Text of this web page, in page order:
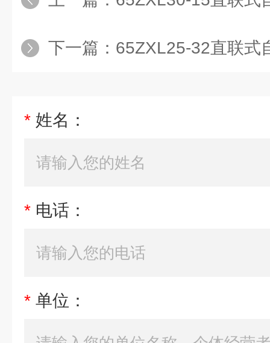
下一篇： 65ZXL25-32直联式
* 姓名：
* 电话：
* 单位：